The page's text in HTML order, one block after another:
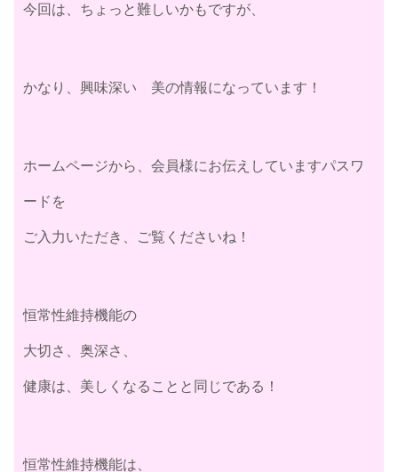
今回は、ちょっと難しいかもですが、
かなり、興味深い 美の情報になっています！
ホームページから、会員様にお伝えしていますパスワ
ードを
ご入力いただき、ご覧くださいね！
恒常性維持機能の
大切さ、奥深さ、
健康は、美しくなることと同じである！
恒常性維持機能は、